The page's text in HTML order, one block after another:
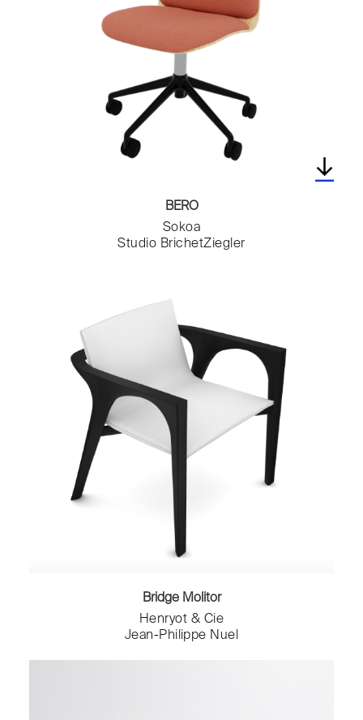
BERO
Sokoa
Studio BrichetZiegler
Bridge Molitor
Henryot & Cie
Jean-Philippe Nuel